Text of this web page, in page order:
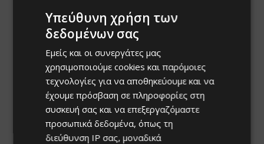
Υπεύθυνη χρήση των
δεδομένων σας
Εμείς και οι συνεργάτες μας
χρησιμοποιούμε cookies και παρόμοιες
τεχνολογίες για να αποθηκεύουμε και να
έχουμε πρόσβαση σε πληροφορίες στη
συσκευή σας και να επεξεργαζόμαστε
προσωπικά δεδομένα, όπως τη
διεύθυνση IP σας, μοναδικά